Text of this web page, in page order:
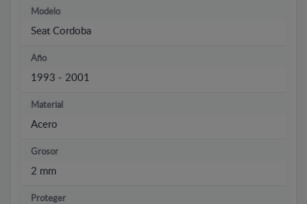
Modelo
Seat Cordoba
Año
1993 - 2001
Material
Acero
Grosor
2 mm
Proteger